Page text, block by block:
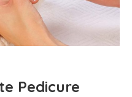
Pedicure